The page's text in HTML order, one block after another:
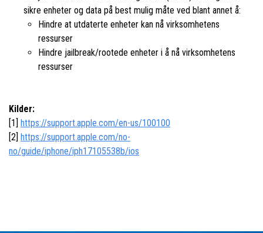
sikre enheter og data på best mulig måte ved blant annet å:
Hindre at utdaterte enheter kan nå virksomhetens
ressurser
Hindre jailbreak/rootede enheter i å nå virksomhetens
ressurser
Kilder:
[1] https://support.apple.com/en-us/100100
[2] https://support.apple.com/no-
no/guide/iphone/iph17105538b/ios